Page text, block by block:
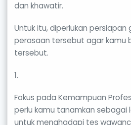
dan khawatir.
Untuk itu, diperlukan persiapan
perasaan tersebut agar kamu
tersebut.
1.
Fokus pada Kemampuan
perlu kamu tanamkan sebagai
untuk menghadapi tes